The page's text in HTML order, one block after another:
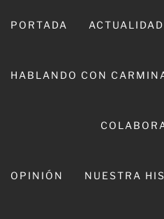
PORTADA ACTUALIDAD
HABLANDO CON
OPINIÓN NUESTRA